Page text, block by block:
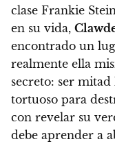
clase Frankie
en su vida,
encontrado un
realmente ella
secreto: ser mitad
tortuoso para
con revelar su
debe aprender a